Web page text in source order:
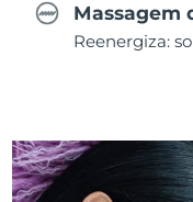
Massagem
Reenergiza: